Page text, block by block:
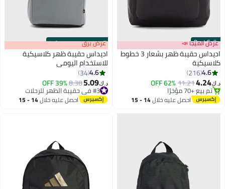
Best Seller
عرض الميجا 📣
اديداس حقيبة ظهر بشعار 3 خطوط
كلاسيكية
4.6
216
د.ك‏4.24
11.21
62% OFF
#1 في حقيبة الظهر للرحلات
أقل سعر في 30 يوم
تم بيع +70 مؤخرًا
احصل عليه خلال 14 - 15
00m:00s
·
100% Left عرض برق
اديداس حقيبة ظهر كلاسيكية
للاستخدام اليومي
4.6
34
د.ك‏5.09
8.38
39% OFF #3 في حقيبة الظهر للرحلات
تم بيع +20 مؤخرًا
#3 في حقيبة الظهر للرحلات احصل عليه خلال 14 - 15